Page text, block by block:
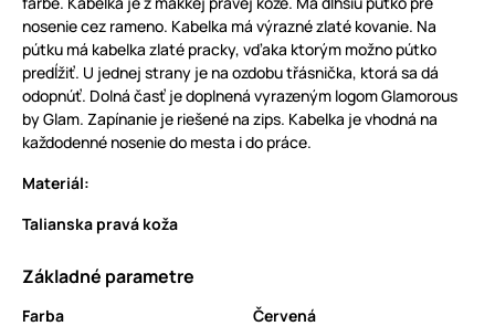
nosenie cez rameno. Kabelka má výrazné zlaté kovanie. Na
pútku má kabelka zlaté pracky, vďaka ktorým možno pútko
predĺžiť. U jednej strany je na ozdobu třásnička, ktorá sa dá
odopnúť. Dolná časť je doplnená vyrazeným logom Glamorous
by Glam. Zapínanie je riešené na zips. Kabelka je vhodná na
každodenné nosenie do mesta i do práce.
Materiál:
Talianska pravá koža
Základné parametre
Farba
Červená